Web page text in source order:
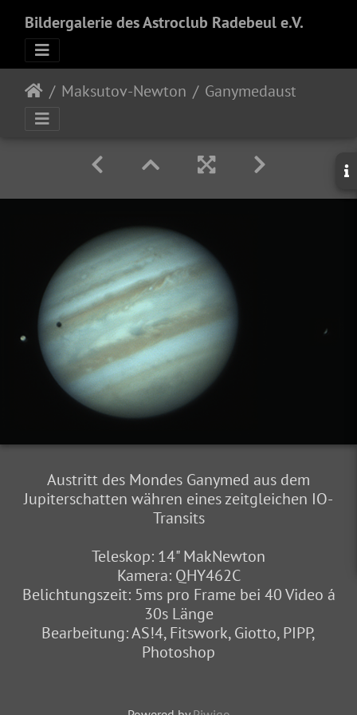
Bildergalerie des Astroclub Radebeul e.V.
Maksutov-Newton Ganymedaustritt
Austritt des Mondes Ganymed aus dem
Jupiterschatten währen eines zeitgleichen IO-
Transits
Teleskop: 14" MakNewton
Kamera: QHY462C
Belichtungszeit: 5ms pro Frame bei 40 Video á
30s Länge
Bearbeitung: AS!4, Fitswork, Giotto, PIPP,
Photoshop